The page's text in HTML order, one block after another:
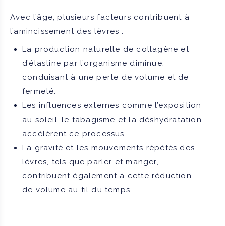
Avec l’âge, plusieurs facteurs contribuent à
l’amincissement des lèvres :
La production naturelle de collagène et
d’élastine par l’organisme diminue,
conduisant à une perte de volume et de
fermeté.
Les influences externes comme l’exposition
au soleil, le tabagisme et la déshydratation
accélèrent ce processus.
La gravité et les mouvements répétés des
lèvres, tels que parler et manger,
contribuent également à cette réduction
de volume au fil du temps.